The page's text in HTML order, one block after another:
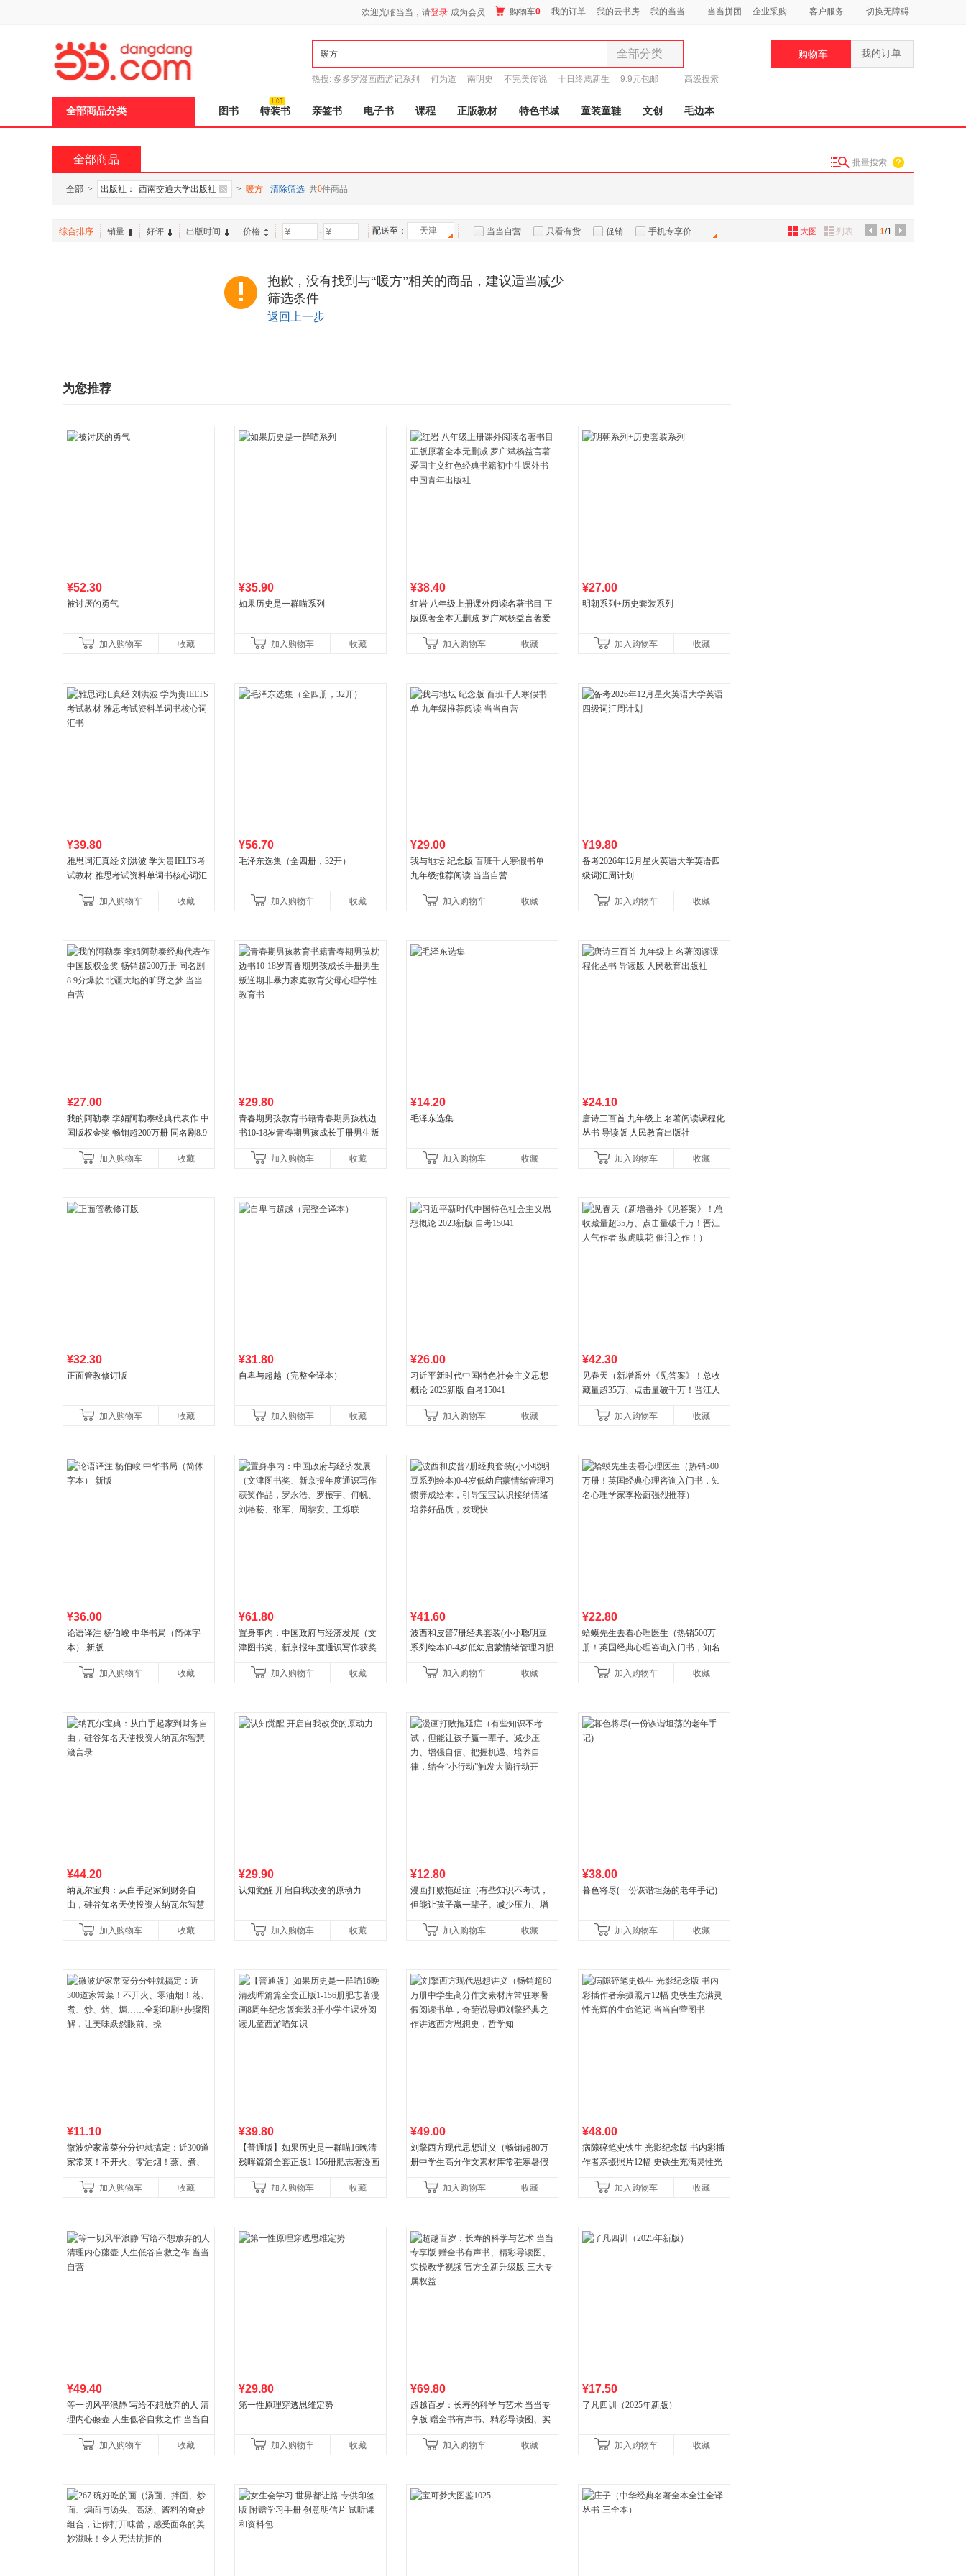
欢迎光临当当，请登录 成为会员 购物车0 我的订单 我的云书房 我的当当 当当拼团 企业采购 客户服务 切换无障碍
全部分类
全部分类
图书
电子书
孕婴服饰
数码影音
热搜: 多多罗漫画西游记系列 何为道 南明史 不完美传说 十日终焉新生 9.9元包邮 高级搜索
购物车 我的订单
全部商品分类 图书 特装书 亲签书 电子书 课程 正版教材 特色书城 童装童鞋 文创 毛边本
全部商品 批量搜索
全部 > 出版社： 西南交通大学出版社 > 暖方 清除筛选 共0件商品
综合排序 销量 好评 出版时间 价格 - 配送至： 天津 当当自营 只看有货 促销 手机专享价 1/1
大图 列表
抱歉，没有找到与“暖方”相关的商品，建议适当减少
筛选条件
返回上一步
为您推荐
¥52.30
被讨厌的勇气
加入购物车 收藏
¥35.90
如果历史是一群喵系列
加入购物车 收藏
¥38.40
红岩 八年级上册课外阅读名著书目 正
版原著全本无删减 罗广斌杨益言著爱
国青年出版社加入购物车 收藏
¥27.00
明朝系列+历史套装系列
加入购物车 收藏
¥39.80
雅思词汇真经 刘洪波 学为贵IELTS考
试教材 雅思考试资料单词书核心词汇
加入购物车
收藏
¥56.70
毛泽东选集（全四册，32开）
加入购物车 收藏
¥29.00
我与地坛 纪念版 百班千人寒假书单
九年级推荐阅读 当当自营
加入购物车 收藏
¥19.80
备考2026年12月星火英语大学英语四
级词汇周计划
加入购物车 收藏
¥27.00
我的阿勒泰 李娟阿勒泰经典代表作 中
国版权金奖 畅销超200万册 同名剧8.9
加入购物车
收藏
¥29.80
青春期男孩教育书籍青春期男孩枕边
书10-18岁青春期男孩成长手册男生叛
育书
加入购物车 收藏
¥14.20
毛泽东选集
加入购物车 收藏
¥24.10
唐诗三百首 九年级上 名著阅读课程化
丛书 导读版 人民教育出版社
加入购物车 收藏
¥32.30
正面管教修订版
加入购物车 收藏
¥31.80
自卑与超越（完整全译本）
加入购物车 收藏
¥26.00
习近平新时代中国特色社会主义思想
概论 2023新版 自考15041
加入购物车 收藏
¥42.30
见春天（新增番外《见答案》！总收
藏量超35万、点击量破千万！晋江人
加入购物车
收藏
¥36.00
论语译注 杨伯峻 中华书局（简体字
本） 新版
加入购物车 收藏
¥61.80
置身事内：中国政府与经济发展（文
津图书奖、新京报年度通识写作获奖
菘、张军、周黎安、王烁联
加入购物车 收藏
¥41.60
波西和皮普7册经典套装(小小聪明豆
系列绘本)0-4岁低幼启蒙情绪管理习惯
养好品质，发现快
加入购物车 收藏
¥22.80
蛤蟆先生去看心理医生（热销500万
册！英国经典心理咨询入门书，知名
加入购物车
收藏
¥44.20
纳瓦尔宝典：从白手起家到财务自
由，硅谷知名天使投资人纳瓦尔智慧
加入购物车
收藏
¥29.90
认知觉醒 开启自我改变的原动力
加入购物车 收藏
¥12.80
漫画打败拖延症（有些知识不考试，
但能让孩子赢一辈子。减少压力、增
合“小行动”触发大脑行动开
加入购物车 收藏
¥38.00
暮色将尽(一份诙谐坦荡的老年手记)
加入购物车 收藏
¥11.10
微波炉家常菜分分钟就搞定：近300道
家常菜！不开火、零油烟！蒸、煮、
让美味跃然眼前、操
加入购物车 收藏
¥39.80
【普通版】如果历史是一群喵16晚清
残晖篇篇全套正版1-156册肥志著漫画
儿童西游喵知识
加入购物车 收藏
¥49.00
刘擎西方现代思想讲义（畅销超80万
册中学生高分作文素材库常驻寒暑假
讲透西方思想史，哲学知
加入购物车 收藏
¥48.00
病隙碎笔史铁生 光影纪念版 书内彩插
作者亲摄照片12幅 史铁生充满灵性光
加入购物车
收藏
¥49.40
等一切风平浪静 写给不想放弃的人 清
理内心藤壶 人生低谷自救之作 当当自
加入购物车
收藏
¥29.80
第一性原理穿透思维定势
加入购物车 收藏
¥69.80
超越百岁：长寿的科学与艺术 当当专
享版 赠全书有声书、精彩导读图、实
权益
加入购物车 收藏
¥17.50
了凡四训（2025年新版）
加入购物车 收藏
页